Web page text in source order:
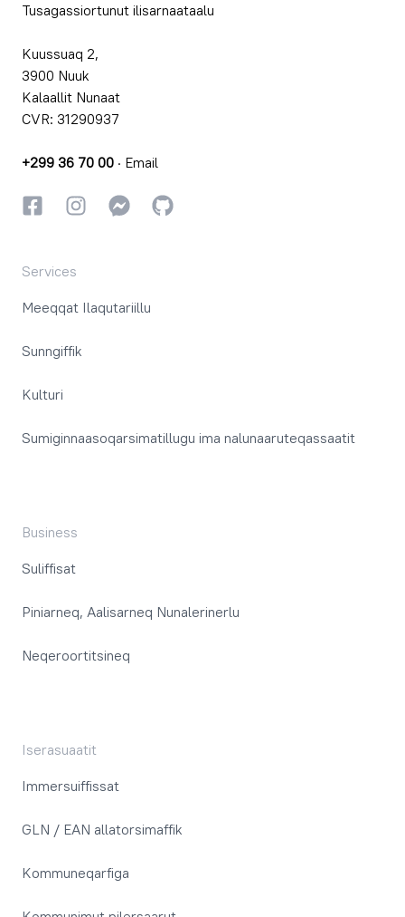
Tusagassiortunut ilisarnaataalu
Kuussuaq 2,
3900 Nuuk
Kalaallit Nunaat
CVR: 31290937
+299 36 70 00 · Email
FacebookkiInstagrammiInstagrammi
GitHub
Services
Meeqqat Ilaqutariillu
Sunngiffik
Kulturi
Sumiginnaasoqarsimatillugu ima nalunaaruteqassaatit
Business
Suliffisat
Piniarneq, Aalisarneq Nunalerinerlu
Neqeroortitsineq
Iserasuaatit
Immersuiffissat
GLN / EAN allatorsimaffik
Kommuneqarfiga